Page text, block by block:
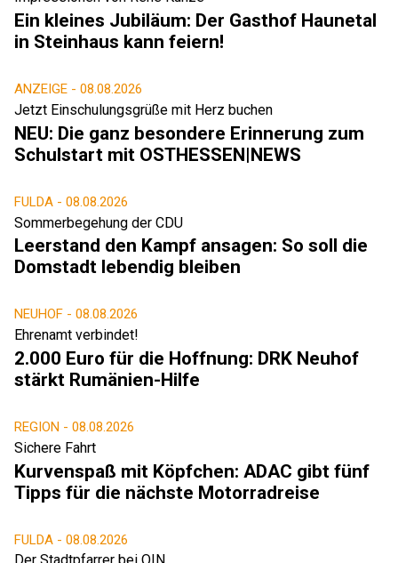
Ein kleines Jubiläum: Der Gasthof Haunetal
in Steinhaus kann feiern!
ANZEIGE - 08.08.2026
Jetzt Einschulungsgrüße mit Herz buchen
NEU: Die ganz besondere Erinnerung zum
Schulstart mit OSTHESSEN|NEWS
FULDA - 08.08.2026
Sommerbegehung der CDU
Leerstand den Kampf ansagen: So soll die
Domstadt lebendig bleiben
NEUHOF - 08.08.2026
Ehrenamt verbindet!
2.000 Euro für die Hoffnung: DRK Neuhof
stärkt Rumänien-Hilfe
REGION - 08.08.2026
Sichere Fahrt
Kurvenspaß mit Köpfchen: ADAC gibt fünf
Tipps für die nächste Motorradreise
FULDA - 08.08.2026